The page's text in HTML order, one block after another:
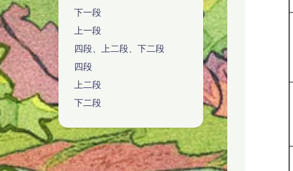
下一段
上一段
四段、上二段、下二段
四段
上二段
下二段